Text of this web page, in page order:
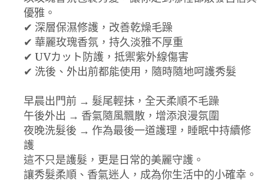
優雅。
✔ 深層保濕修護，改善乾燥毛躁
✔ 華麗玫瑰香氛，持久淡雅不厚重
✔ UVカット防護，抵禦紫外線傷害
✔ 洗後、外出前都能使用，隨時隨地呵護秀髮
早晨出門前 → 髮尾輕抹，全天柔順不毛躁
午後外出 → 香氣隨風飄散，增添浪漫氛圍
夜晚洗髮後 → 作為最後一道護理，睡眠中持續修
護
這不只是護髮，更是日常的美麗守護。
讓秀髮柔順、香氣迷人，成為你生活中的小確幸。